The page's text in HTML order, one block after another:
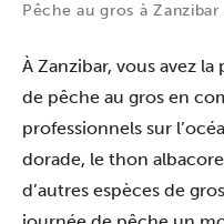
Pêche au gros à
À Zanzibar, vous avez
de pêche au gros en
professionnels sur
dorade, le thon
d’autres espèces de